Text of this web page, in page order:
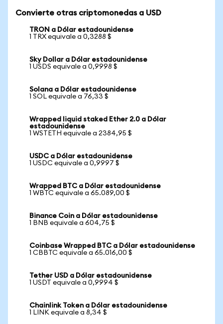
Convierte otras criptomonedas a USD
TRON a Dólar estadounidense
1 TRX equivale a 0,3288 $
Sky Dollar a Dólar estadounidense
1 USDS equivale a 0,9998 $
Solana a Dólar estadounidense
1 SOL equivale a 76,33 $
Wrapped liquid staked Ether 2.0 a Dólar
estadounidense
1 WSTETH equivale a 2384,95 $
USDC a Dólar estadounidense
1 USDC equivale a 0,9997 $
Wrapped BTC a Dólar estadounidense
1 WBTC equivale a 65.089,00 $
Binance Coin a Dólar estadounidense
1 BNB equivale a 604,75 $
Coinbase Wrapped BTC a Dólar estadounidense
1 CBBTC equivale a 65.016,00 $
Tether USD a Dólar estadounidense
1 USDT equivale a 0,9994 $
Chainlink Token a Dólar estadounidense
1 LINK equivale a 8,34 $